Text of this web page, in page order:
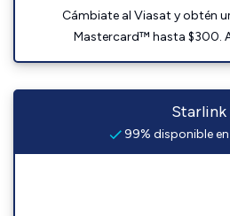
Cámbiate al Viasat y obtén
Mastercard™ hasta $300.
Starlink
99% disponible